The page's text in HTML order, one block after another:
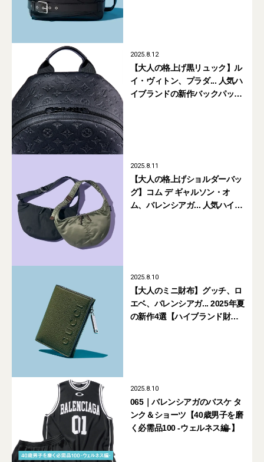
2025.8.12
【大人の格上げ黒リュック】ル
イ・ヴィトン、プラダ... 人気ハ
イブランドの新作バックパック
2025.8.11
【大人の格上げショルダーバッ
グ】コム デ ギャルソン・オ
ム、バレンシアガ... 人気ハイブ
2025.8.10
【大人のミニ財布】グッチ、ロ
エベ、バレンシアガ... 2025年夏
の新作4選【ハイブランド財
2025.8.10
065｜バレンシアガのバスケ タ
ンク＆ショーツ【40歳男子を磨
く必需品100 -ウェルネス編-】